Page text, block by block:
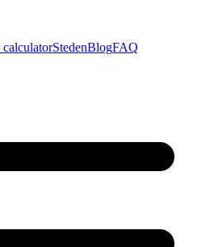
calculatorStedenBlogFAQ